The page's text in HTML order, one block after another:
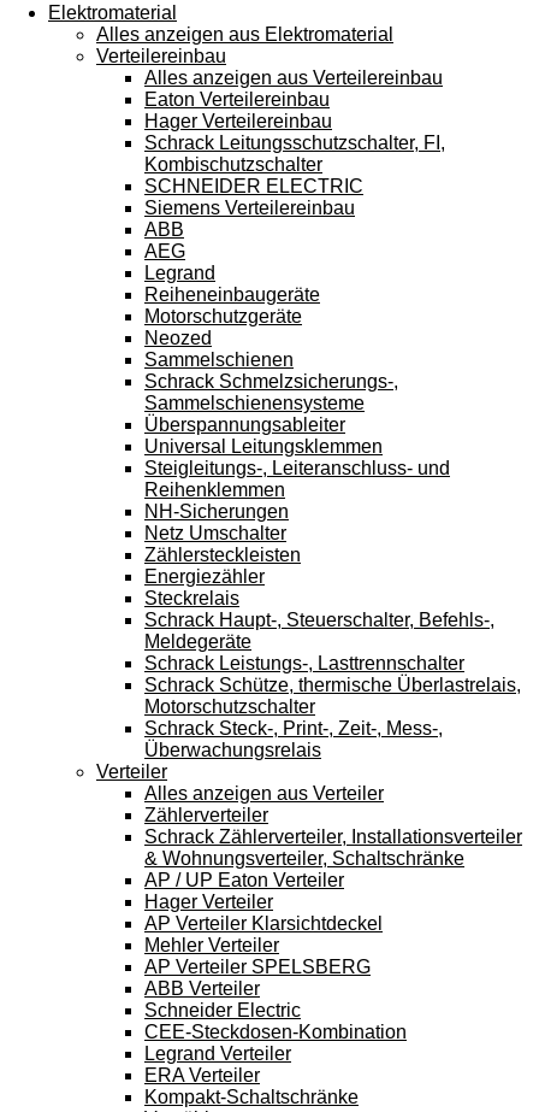
Elektromaterial
Alles anzeigen aus Elektromaterial
Verteilereinbau
Alles anzeigen aus Verteilereinbau
Eaton Verteilereinbau
Hager Verteilereinbau
Schrack Leitungsschutzschalter, FI,
Kombischutzschalter
SCHNEIDER ELECTRIC
Siemens Verteilereinbau
ABB
AEG
Legrand
Reiheneinbaugeräte
Motorschutzgeräte
Neozed
Sammelschienen
Schrack Schmelzsicherungs-,
Sammelschienensysteme
Überspannungsableiter
Universal Leitungsklemmen
Steigleitungs-, Leiteranschluss- und
Reihenklemmen
NH-Sicherungen
Netz Umschalter
Zählersteckleisten
Energiezähler
Steckrelais
Schrack Haupt-, Steuerschalter, Befehls-,
Meldegeräte
Schrack Leistungs-, Lasttrennschalter
Schrack Schütze, thermische Überlastrelais,
Motorschutzschalter
Schrack Steck-, Print-, Zeit-, Mess-,
Überwachungsrelais
Verteiler
Alles anzeigen aus Verteiler
Zählerverteiler
Schrack Zählerverteiler, Installationsverteiler
& Wohnungsverteiler, Schaltschränke
AP / UP Eaton Verteiler
Hager Verteiler
AP Verteiler Klarsichtdeckel
Mehler Verteiler
AP Verteiler SPELSBERG
ABB Verteiler
Schneider Electric
CEE-Steckdosen-Kombination
Legrand Verteiler
ERA Verteiler
Kompakt-Schaltschränke